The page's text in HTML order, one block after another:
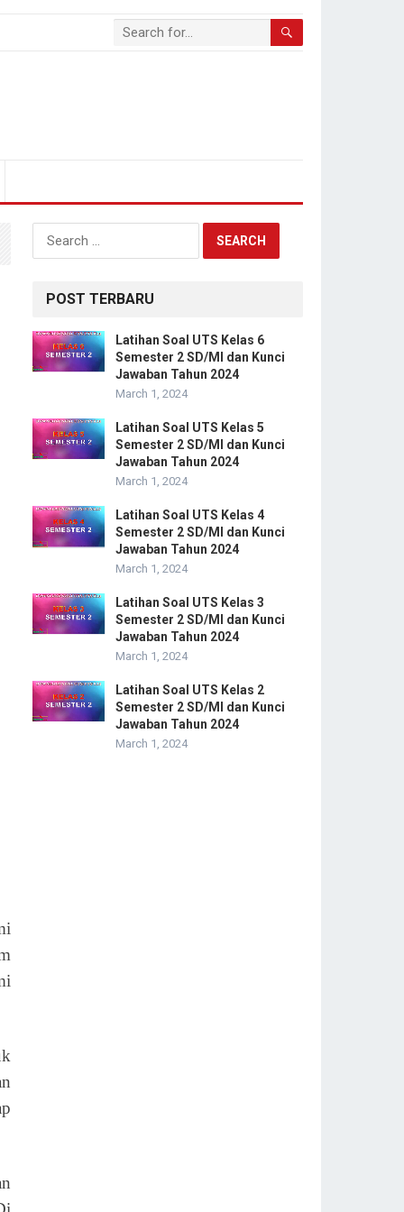
Search
for:
POST TERBARU
Latihan Soal UTS Kelas 6
Semester 2 SD/MI dan Kunci
Jawaban Tahun 2024
March 1, 2024
Latihan Soal UTS Kelas 5
Semester 2 SD/MI dan Kunci
Jawaban Tahun 2024
March 1, 2024
Latihan Soal UTS Kelas 4
Semester 2 SD/MI dan Kunci
Jawaban Tahun 2024
March 1, 2024
Latihan Soal UTS Kelas 3
Semester 2 SD/MI dan Kunci
Jawaban Tahun 2024
March 1, 2024
Latihan Soal UTS Kelas 2
Semester 2 SD/MI dan Kunci
Jawaban Tahun 2024
March 1, 2024